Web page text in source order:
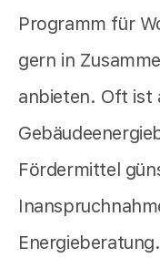
Programm für
gern in
anbieten. Oft ist
Fördermittel
Energieberatung.